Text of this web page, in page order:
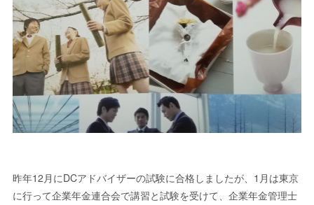
昨年12月にDCアドバイザーの試験に合格しましたが、1月は東京
に行って企業年金連合会で講習と試験を受けて、企業年金管理士